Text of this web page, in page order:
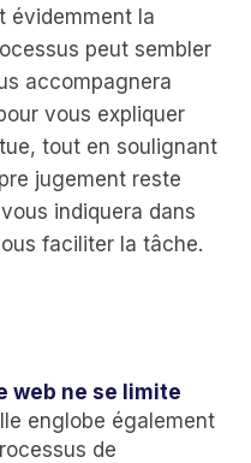
évidemment la
peut sembler
accompagnera
vous expliquer
tout en soulignant
jugement reste
indiquera dans
faciliter la tâche.
web ne se limite
englobe également
de